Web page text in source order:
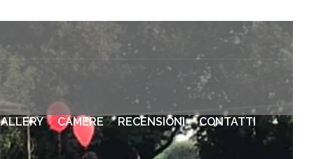
CAMERE RECENSIONI CONTATTI